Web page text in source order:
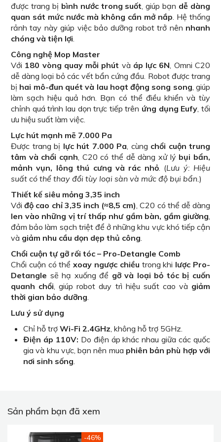
được trang bị bình nước trong suốt , giúp bạn dễ dàng
quan sát mức nước mà không cần mở nắp . Hệ thống
rảnh tay này giúp việc bảo dưỡng robot trở nên nhanh
chóng và tiện lợi
Công nghệ Mop Master
Với 180 vòng quay mỗi phút và áp lực 6N , Omni C20
dễ dàng loại bỏ các vết bẩn cứng đầu. Robot được trang
bị hai mô-đun quét và lau hoạt động song song , giúp
làm sạch hiệu quả hơn. Bạn có thể điều khiển và tùy
chỉnh quá trình lau dọn trực tiếp trên ứng dụng Eufy , tối
ưu hiệu suất làm việc.
Lực hút mạnh mẽ 7.000 Pa
Được trang bị lực hút 7.000 Pa , cùng chổi cuộn trung
tâm và chổi cạnh , C20 có thể dễ dàng xử lý bụi bẩn,
mảnh vụn, lông thú cưng và rác nhỏ. (Lưu ý: Hiệu
suất có thể thay đổi tùy loại sàn và mức độ bụi bẩn. )
Thiết kế siêu mỏng 3,35 inch
Vớiđộ cao chỉ 3,35 inch (≈8,5 cm) , C20 có thể dễ dàng
len vào những vị trí thấp như gầm bàn, gầm giường
đảm bảo làm sạch triệt để ở những khu vực khó tiếp cận
và giảm nhu cầu dọn dẹp thủ công
Chổi cuộn tự gỡ rối tóc – Pro-Detangle Comb
Chổi cuộn có thểxoay ngược chiều trong khi lược Pro-
Detangle sẽ hạ xuống để gỡ và loại bỏ tóc bị cuốn
quanh chổi , giúp robot duy trì hiệu suất cao và giảm
thời gian bảo dưỡng
Lưu ý sử dụng
Chỉ hỗ trợ Wi-Fi 2.4GHz , không hỗ trợ 5GHz.
Điện áp 110V: Do điện áp khác nhau giữa các quốc
gia và khu vực, bạn nên mua phiên bản phù hợp với
nơi sinh sống
Sản phẩm bạn đã xem
-46%